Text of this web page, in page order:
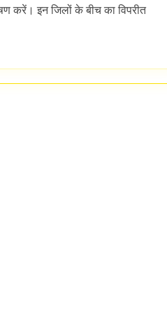
करें। इन जिलों के बीच का विपरीत